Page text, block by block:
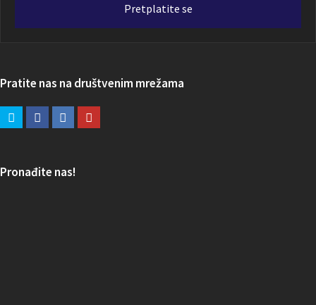
Pretplatite se
Pratite nas na društvenim mrežama
Pronađite nas!